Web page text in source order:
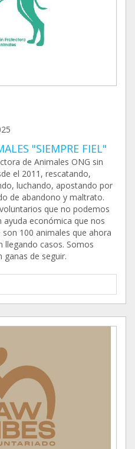
"SIEMPRE FIEL"
de Animales ONG sin
el 2011, rescatando,
luchando, apostando por
de abandono y maltrato.
que no podemos
económica que nos
100 animales que ahora
casos. Somos
de seguir.